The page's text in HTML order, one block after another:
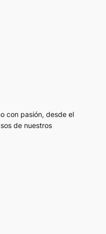
con pasión, desde el
de nuestros